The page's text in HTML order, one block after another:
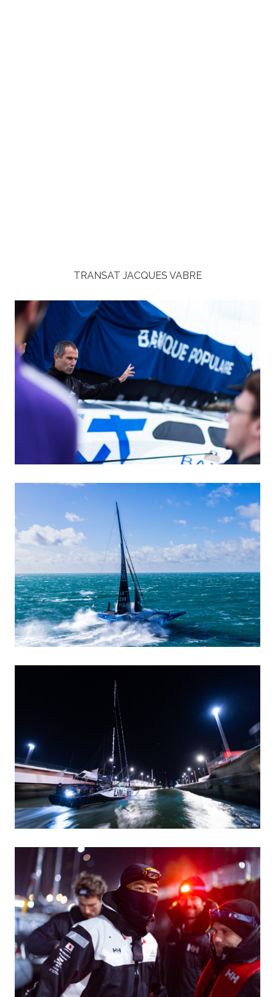
TRANSAT JACQUES VABRE